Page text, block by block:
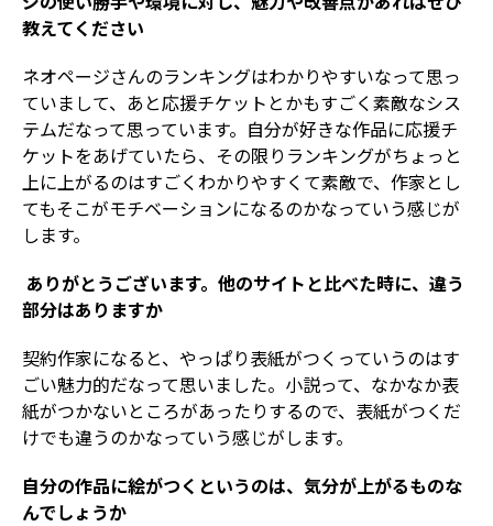
教えてください
ネオページさんのランキングはわかりやすいなって思っ
ていまして、あと応援チケットとかもすごく素敵なシス
テムだなって思っています。自分が好きな作品に応援チ
ケットをあげていたら、その限りランキングがちょっと
上に上がるのはすごくわかりやすくて素敵で、作家とし
てもそこがモチベーションになるのかなっていう感じが
します。
―― ありがとうございます。他のサイトと比べた時に、違う
部分はありますか
契約作家になると、やっぱり表紙がつくっていうのはす
ごい魅力的だなって思いました。小説って、なかなか表
紙がつかないところがあったりするので、表紙がつくだ
けでも違うのかなっていう感じがします。
――自分の作品に絵がつくというのは、気分が上がるものな
んでしょうか